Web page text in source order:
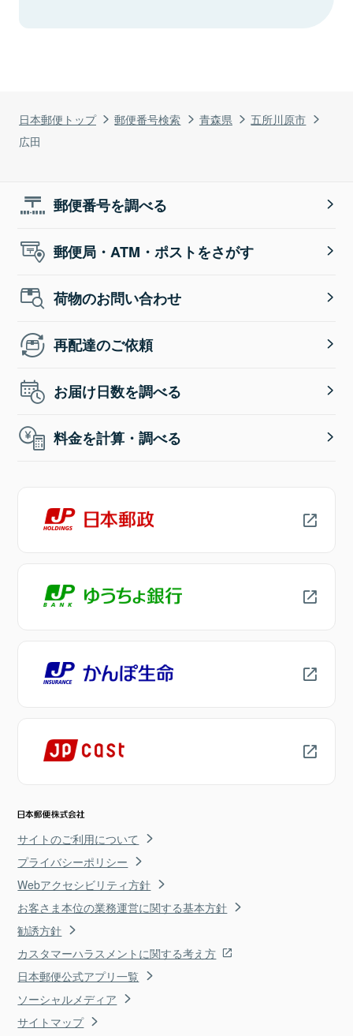
日本郵便トップ 郵便番号検索 青森県
五所川原市
広田
郵便番号を調べる
郵便局・ATM・ポストをさがす
荷物のお問い合わせ
再配達のご依頼
お届け日数を調べる
料金を計算・調べる
サイトのご利用について
プライバシーポリシー
Webアクセシビリティ方針
お客さま本位の業務運営に関する基本方針
勧誘方針
カスタマーハラスメントに関する考え方
日本郵便公式アプリ一覧
ソーシャルメディア
サイトマップ